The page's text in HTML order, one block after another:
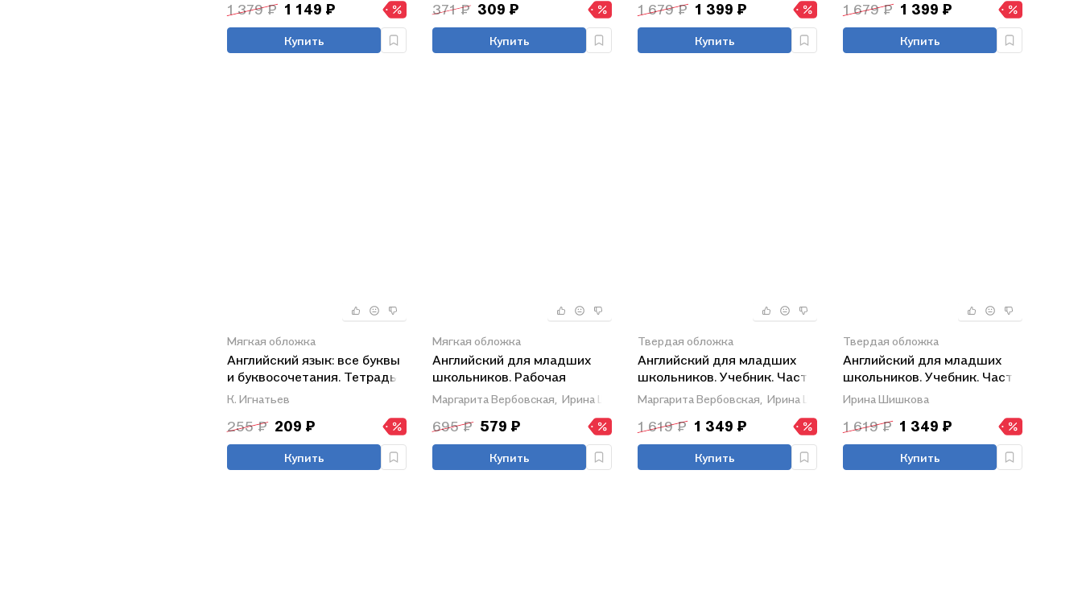
1 379 ₽ 1 149 ₽
Купить
371 ₽ 309 ₽
Купить
1 679 ₽ 1 399 ₽
Купить
1 679 ₽ 1 399 ₽
Купить
Мягкая обложка
Английский язык: все буквы
и буквосочетания. Тетрадь-
тренажёр по письму
К. Игнатьев
255 ₽ 209 ₽
Купить
Мягкая обложка
Английский для младших
школьников. Рабочая
тетрадь. Часть 1
Маргарита Вербовская, Ирина Шишкова
695 ₽ 579 ₽
Купить
Твердая обложка
Английский для младших
школьников. Учебник. Часть
1Маргарита Вербовская, Ирина Шишкова
1 619 ₽ 1 349 ₽
Купить
Твердая обложка
Английский для младших
школьников. Учебник. Часть
2
Ирина Шишкова
1 619 ₽ 1 349 ₽
Купить